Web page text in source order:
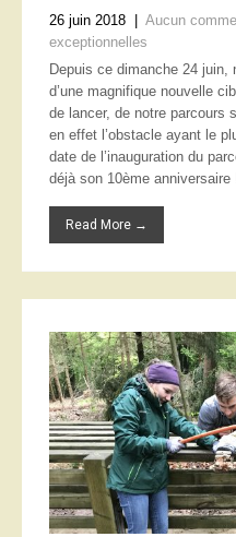
26 juin 2018 Aucun
exceptionnelles
Depuis ce dimanche 24 juin,
d’une magnifique nouvelle
de lancer, de notre parcours
en effet l’obstacle ayant le
date de l’inauguration du
déjà son 10ème anniversaire
Read More →